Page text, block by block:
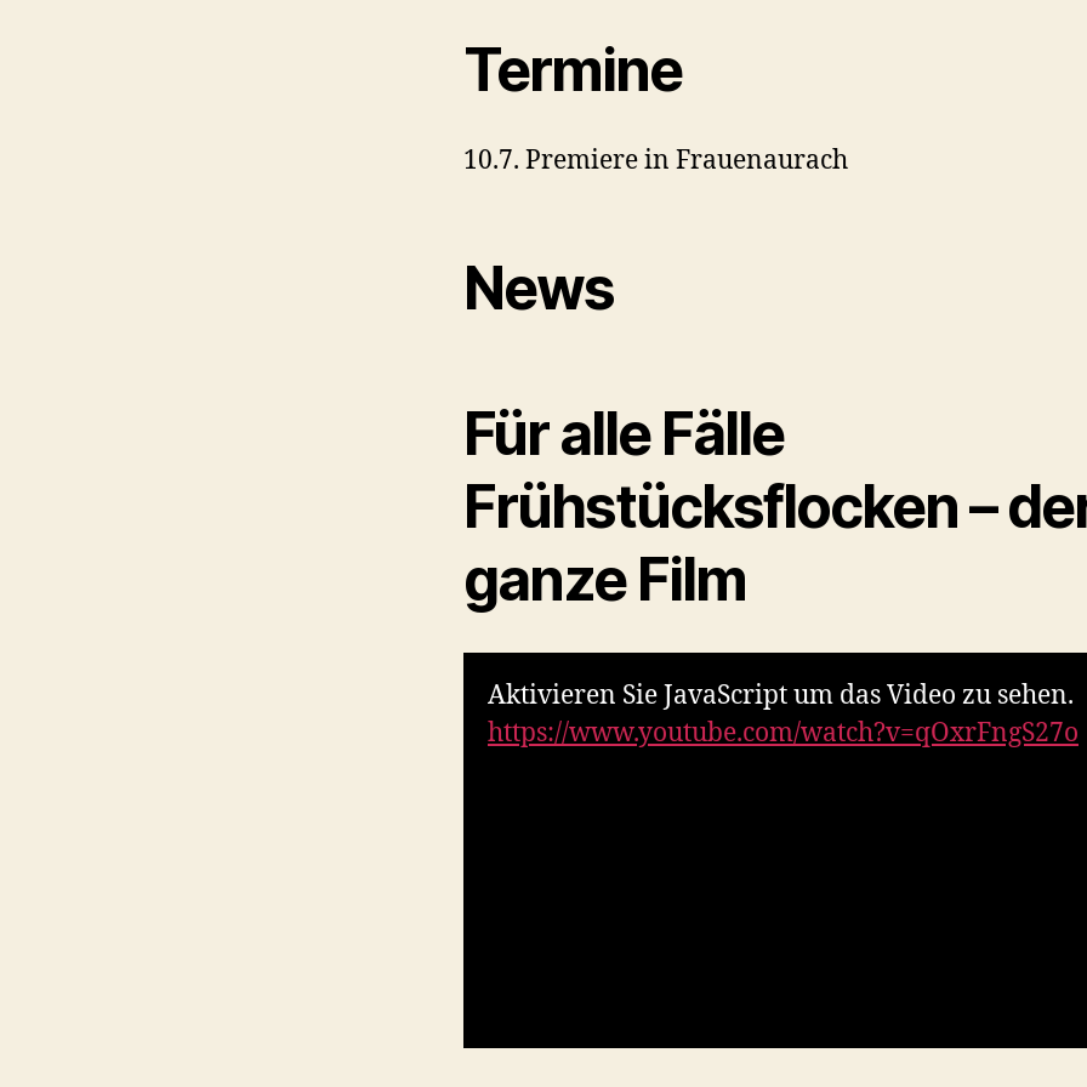
Termine
10.7. Premiere in Frauenaurach
News
Für alle Fälle
Frühstücksflocken –
ganze Film
Aktivieren Sie JavaScript um das Video zu sehen.
https://www.youtube.com/watch?v=qOxrFngS27o